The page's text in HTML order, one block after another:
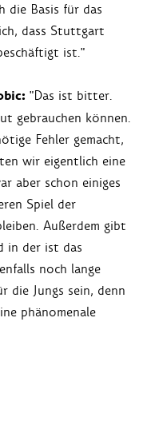
die Basis für das
dass Stuttgart
ist."
"Das ist bitter.
gebrauchen können.
Fehler gemacht,
wir eigentlich eine
aber schon einiges
Spiel der
Außerdem gibt
in der ist das
noch lange
die Jungs sein, denn
phänomenale